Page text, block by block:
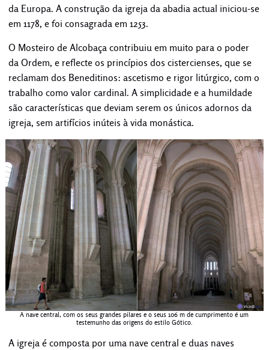
da Europa. A construção da igreja da abadia actual iniciou-se
em 1178, e foi consagrada em 1253.
O Mosteiro de Alcobaça contribuiu em muito para o poder
da Ordem, e reflecte os princípios dos cistercienses, que se
reclamam dos Beneditinos: ascetismo e rigor litúrgico, com o
trabalho como valor cardinal. A simplicidade e a humildade
são características que deviam serem os únicos adornos da
igreja, sem artifícios inúteis à vida monástica.
A nave central, com os seus grandes pilares e o seus 106 m de cumprimento é um
testemunho das origens do estilo Gótico.
A igreja é composta por uma nave central e duas naves